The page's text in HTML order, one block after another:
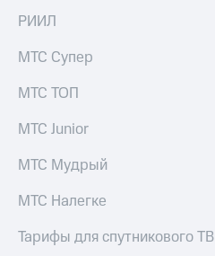
Программа
приобретения
Порядок
выкупа
Дивиденды
Рынок
облигаций
Описание
Уведомление
РИИЛ
МТС Супер
МТС ТОП
МТС Junior
МТС Мудрый
МТС Налегке
Тарифы для спутникового ТВ